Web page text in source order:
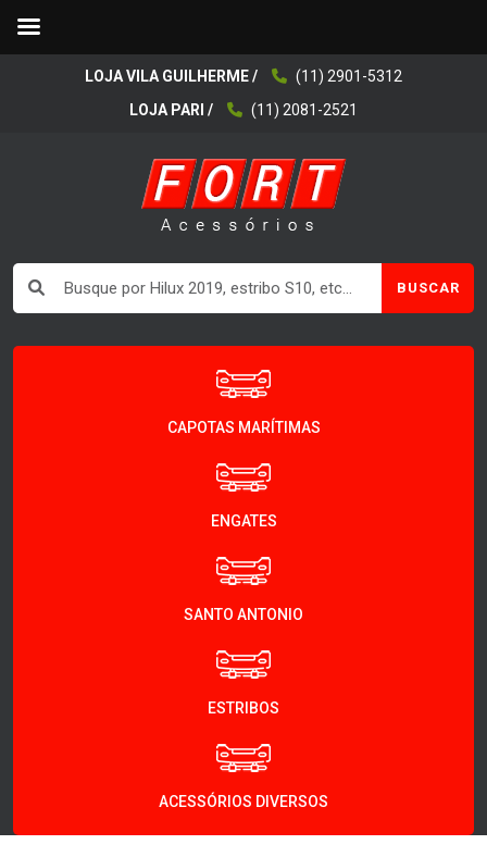
LOJA VILA GUILHERME /
(11) 2901-5312
LOJA PARI /
(11) 2081-2521
BUSCAR
CAPOTAS MARÍTIMAS
ENGATES
SANTO ANTONIO
ESTRIBOS
ACESSÓRIOS DIVERSOS